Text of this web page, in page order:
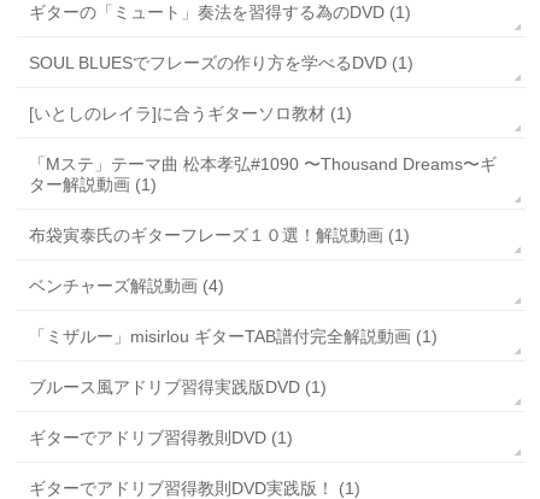
ギターの「ミュート」奏法を習得する為のDVD (1)
SOUL BLUESでフレーズの作り方を学べるDVD (1)
[いとしのレイラ]に合うギターソロ教材 (1)
「Mステ」テーマ曲 松本孝弘#1090 〜Thousand Dreams〜ギ
ター解説動画 (1)
布袋寅泰氏のギターフレーズ１０選！解説動画 (1)
ベンチャーズ解説動画 (4)
「ミザルー」misirlou ギターTAB譜付完全解説動画 (1)
ブルース風アドリブ習得実践版DVD (1)
ギターでアドリブ習得教則DVD (1)
ギターでアドリブ習得教則DVD実践版！ (1)